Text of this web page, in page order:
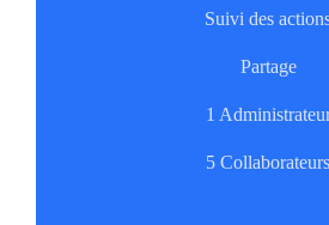
Suivi des
Partage
1
5 Collaborateurs